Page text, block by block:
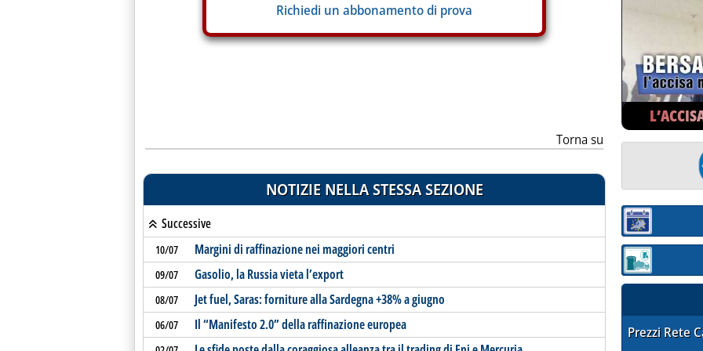
Richiedi un abbonamento di prova
Torna su
NOTIZIE NELLA STESSA SEZIONE
Successive
10/07 Margini di raffinazione nei maggiori centri
09/07 Gasolio, la Russia vieta l’export
08/07 Jet fuel, Saras: forniture alla Sardegna +38% a giugno
06/07 Il “Manifesto 2.0” della raffinazione europea
Sezione:
Sezione:
Prezzi Rete